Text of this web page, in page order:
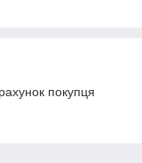
покупця